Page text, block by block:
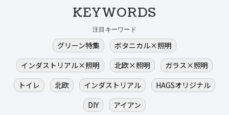
KEYWORDS
注目キーワード
グリーン特集
ボタニカル×照明
インダストリアル×照明
北欧×照明
ガラス×照明
トイレ
北欧 インダストリアル
HAGSオリジナル
DIY
アイアン